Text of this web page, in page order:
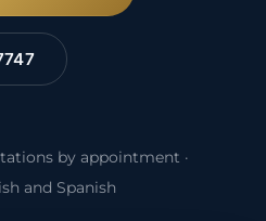
by appointment ·
and Spanish